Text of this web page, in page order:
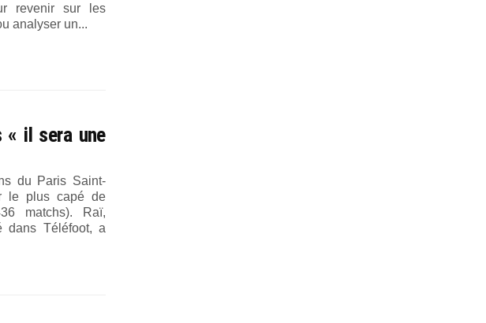
revenir sur les
analyser un...
« il sera une
du Paris Saint-
le plus capé de
matchs). Raï,
dans Téléfoot, a